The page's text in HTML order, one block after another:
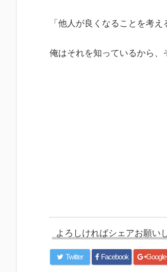
「他人が良くなることを考
俺はそれを知っているから、
よろしければシェアお願い
Twitter Facebook